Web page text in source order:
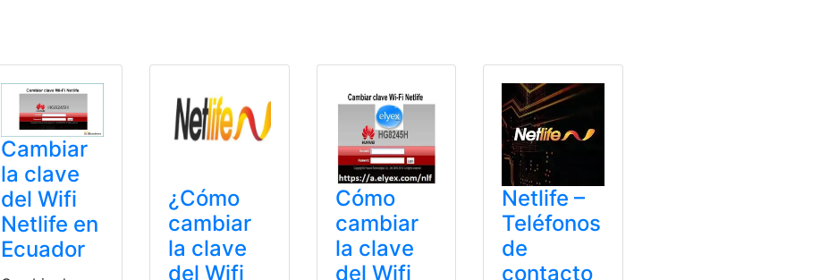
Cambiar
la clave
del Wifi
Netlife en
Ecuador
¿Cómo
cambiar
la clave
del Wifi
Cómo
cambiar
la clave
del Wifi
Netlife –
Teléfonos
de
contacto